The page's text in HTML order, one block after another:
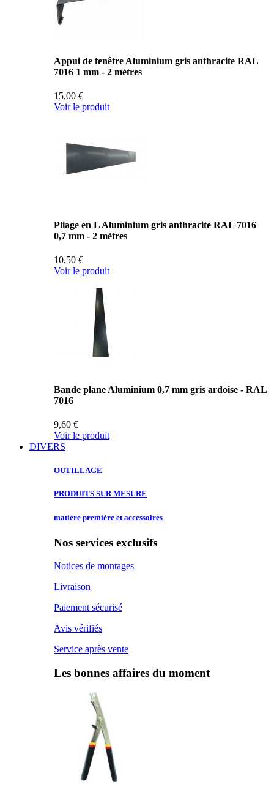
Appui de fenêtre Aluminium gris anthracite RAL
7016 1 mm - 2 mètres
15,00 €
Voir le produit
Pliage en L Aluminium gris anthracite RAL 7016
0,7 mm - 2 mètres
10,50 €
Voir le produit
Bande plane Aluminium 0,7 mm gris ardoise - RAL
7016
9,60 €
Voir le produit
DIVERS
OUTILLAGE
PRODUITS SURMESURE
matière première et accessoires
Nos services exclusifs
Notices de montages
Livraison
Paiement sécurisé
Avis vérifiés
Service après vente
Les bonnes affaires du moment